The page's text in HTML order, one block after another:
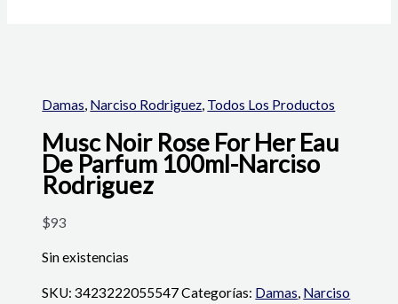
Damas, Narciso Rodriguez, Todos Los Productos
Musc Noir Rose For Her Eau
De Parfum 100ml-Narciso
Rodriguez
$93
Sin existencias
SKU:3423222055547Categorías: Damas, Narciso